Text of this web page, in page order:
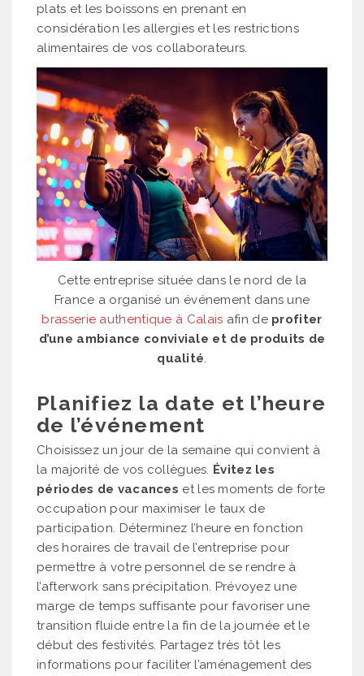
plats et les boissons en prenant en
considération les allergies et les restrictions
alimentaires de vos collaborateurs.
Cette entreprise située dans le nord de la
France a organisé un événement dans une
brasserie authentique à Calais afin de profiter
d’une ambiance conviviale et de produits de
qualité.
Planifiez la date et l’heure
de l’événement
Choisissez un jour de la semaine qui convient à
la majorité de vos collègues. Évitez les
périodes de vacances et les moments de forte
occupation pour maximiser le taux de
participation. Déterminez l’heure en fonction
des horaires de travail de l’entreprise pour
permettre à votre personnel de se rendre à
l’afterwork sans précipitation. Prévoyez une
marge de temps suffisante pour favoriser une
transition fluide entre la fin de la journée et le
début des festivités. Partagez très tôt les
informations pour faciliter l’aménagement des